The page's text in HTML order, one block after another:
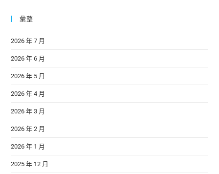
彙整
2026 年 7 月
2026 年 6 月
2026 年 5 月
2026 年 4 月
2026 年 3 月
2026 年 2 月
2026 年 1 月
2025 年 12 月